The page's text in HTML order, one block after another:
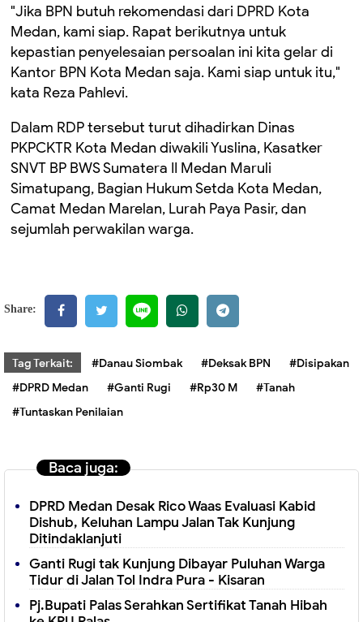
"Jika BPN butuh rekomendasi dari DPRD Kota
Medan, kami siap. Rapat berikutnya untuk
kepastian penyelesaian persoalan ini kita gelar di
Kantor BPN Kota Medan saja. Kami siap untuk itu,"
kata Reza Pahlevi.
Dalam RDP tersebut turut dihadirkan Dinas
PKPCKTR Kota Medan diwakili Yuslina, Kasatker
SNVT BP BWS Sumatera II Medan Maruli
Simatupang, Bagian Hukum Setda Kota Medan,
Camat Medan Marelan, Lurah Paya Pasir, dan
sejumlah perwakilan warga.
Share:
Tag Terkait: #Danau Siombak #Deksak BPN
#Disipakan
#DPRD Medan
#Ganti Rugi #Rp30 M
#Tanah
#Tuntaskan Penilaian
Baca juga:
DPRD Medan Desak Rico Waas Evaluasi Kabid
Dishub, Keluhan Lampu Jalan Tak Kunjung
Ditindaklanjuti
Ganti Rugi tak Kunjung Dibayar Puluhan Warga
Tidur di Jalan Tol Indra Pura - Kisaran
Pj.Bupati Palas Serahkan Sertifikat Tanah Hibah